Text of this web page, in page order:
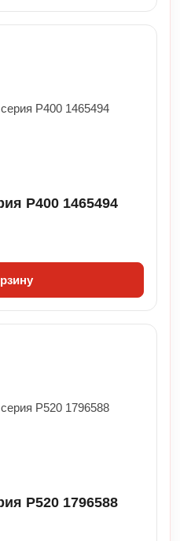
Р400 1465494
Р520 1796588